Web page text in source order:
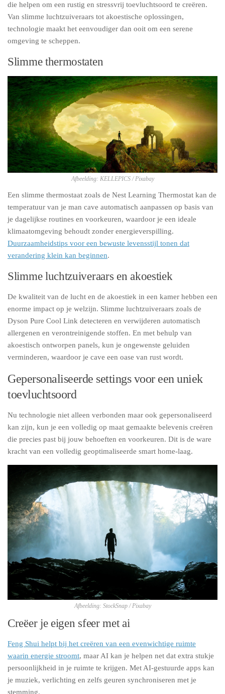
die helpen om een rustig en stressvrij toevluchtsoord te creëren.
Van slimme luchtzuiveraars tot akoestische oplossingen,
technologie maakt het eenvoudiger dan ooit om een serene
omgeving te scheppen.
Slimme thermostaten
Afbeelding: KELLEPICS / Pixabay
Een slimme thermostaat zoals de Nest Learning Thermostat kan de
temperatuur van je man cave automatisch aanpassen op basis van
je dagelijkse routines en voorkeuren, waardoor je een ideale
klimaatomgeving behoudt zonder energieverspilling.
Duurzaamheidstips voor een bewuste levensstijl tonen dat
verandering klein kan beginnen.
Slimme luchtzuiveraars en akoestiek
De kwaliteit van de lucht en de akoestiek in een kamer hebben een
enorme impact op je welzijn. Slimme luchtzuiveraars zoals de
Dyson Pure Cool Link detecteren en verwijderen automatisch
allergenen en verontreinigende stoffen. En met behulp van
akoestisch ontworpen panels, kun je ongewenste geluiden
verminderen, waardoor je cave een oase van rust wordt.
Gepersonaliseerde settings voor een uniek
toevluchtsoord
Nu technologie niet alleen verbonden maar ook gepersonaliseerd
kan zijn, kun je een volledig op maat gemaakte belevenis creëren
die precies past bij jouw behoeften en voorkeuren. Dit is de ware
kracht van een volledig geoptimaliseerde smart home-laag.
Afbeelding: StockSnap / Pixabay
Creëer je eigen sfeer met ai
Feng Shui helpt bij het creëren van een evenwichtige ruimte
waarin energie stroomt, maar AI kan je helpen net dat extra stukje
persoonlijkheid in je ruimte te krijgen. Met AI-gestuurde apps kan
je muziek, verlichting en zelfs geuren synchroniseren met je
stemming.